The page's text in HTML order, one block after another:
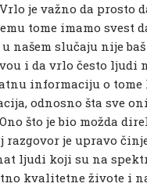
je važno da prosto
tome imamo svest
našem slučaju nije
i da vrlo često ljudi
informaciju o tome
odnosno šta sve
što je bio možda
razgovor je upravo
ljudi koji su na
kvalitetne živote i